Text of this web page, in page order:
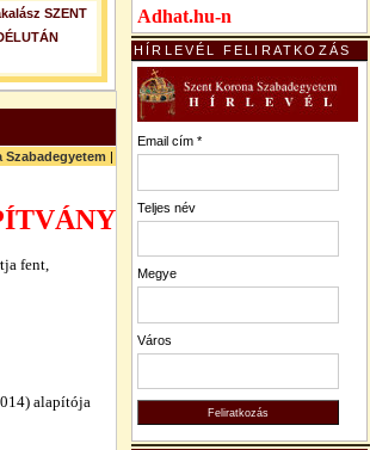
SZENT
Szabadegyetem |
fent,
014) alapítója
Adhat.hu-n
HÍRLEVÉL FELIRATKOZÁS
Email cím *
Teljes név
Megye
Város